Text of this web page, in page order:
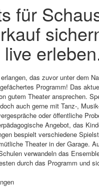
für
das zuvor unter dem
Programm! Das
gutem Theater ansprechen.
auch gerne mit Tanz-,
oder öffentliche
Angebot, das
bespielt verschiedene
Theater in der Garage.
verwandeln das
durch das Programm und